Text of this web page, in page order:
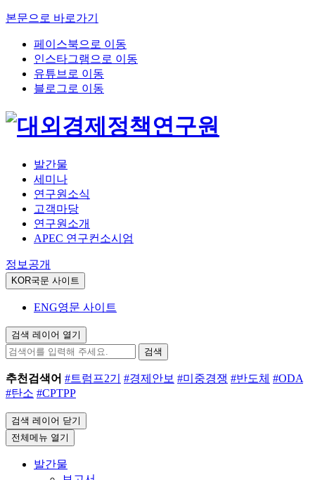
본문으로 바로가기
페이스북으로 이동
인스타그램으로 이동
유튜브로 이동
블로그로 이동
발간물
세미나
연구원소식
고객마당
연구원소개
APEC 연구컨소시엄
정보공개
KOR국문 사이트
ENG영문 사이트
검색 레이어 열기
검색
추천검색어 #트럼프2기 #경제안보 #미중경쟁 #반도체 #ODA
#탄소 #CPTPP
검색 레이어 닫기
전체메뉴 열기
발간물